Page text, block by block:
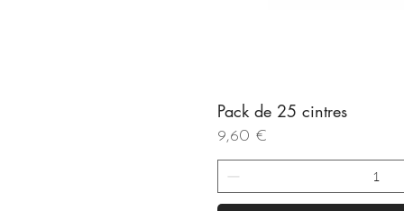
Aperçu
Pack de 25 cintres
Prix
9,60 €